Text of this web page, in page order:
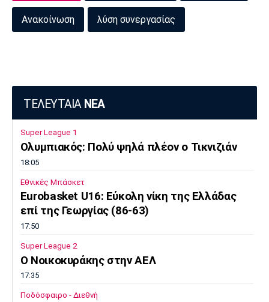
Ανακοίνωση λύση συνεργασίας
ΤΕΛΕΥΤΑΙΑ ΝΕΑ
Super League 1
Ολυμπιακός: Πολύ ψηλά πλέον ο Τικνιζιάν
18:05
Εθνικές Μπάσκετ
Eurobasket U16: Εύκολη νίκη της Ελλάδας
επί της Γεωργίας (86-63)
17:50
Super League 2
O Noικοκυράκης στην ΑΕΛ
17:35
Ποδόσφαιρο - Διεθνή